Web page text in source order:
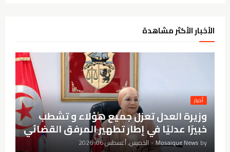
الأخبار الأكثر مشاهدة
أخبار
وزيرة العدل تعزل جميع هؤلاء و تشطب
خبيرًا عدليًا في إطار تطهير المرفق القضائي
by
Mosaique News
- الخميس, أغسطس 06, 2026